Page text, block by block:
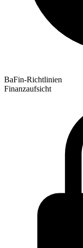
BaFin-Richtlinien
Finanzaufsicht